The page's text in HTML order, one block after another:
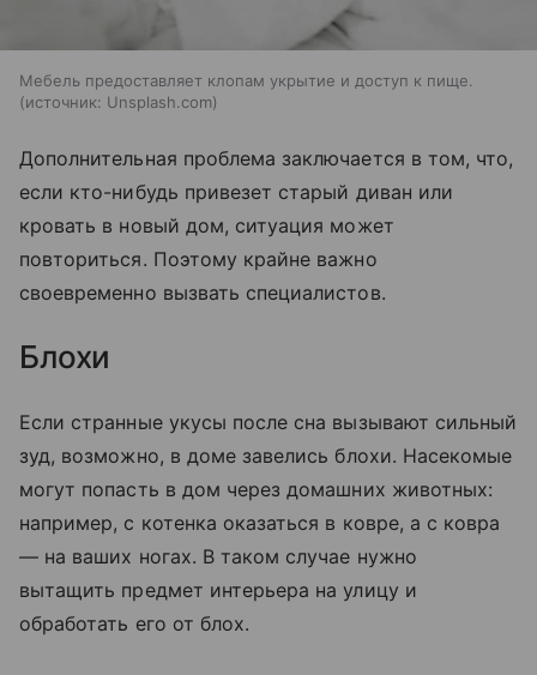
Мебель предоставляет клопам укрытие и доступ к пище.
источник: Unsplash.com
Дополнительная проблема заключается в том, что,
если кто-нибудь привезет старый диван или
кровать в новый дом, ситуация может
повториться. Поэтому крайне важно
своевременно вызвать специалистов.
Блохи
Если странные укусы после сна вызывают сильный
зуд, возможно, в доме завелись блохи. Насекомые
могут попасть в дом через домашних животных:
например, с котенка оказаться в ковре, а с ковра
— на ваших ногах. В таком случае нужно
вытащить предмет интерьера на улицу и
обработать его от блох.